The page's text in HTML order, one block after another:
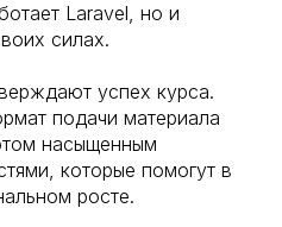
Laravel, но и
силах.
успех курса.
подачи материала
насыщенным
которые помогут в
росте.